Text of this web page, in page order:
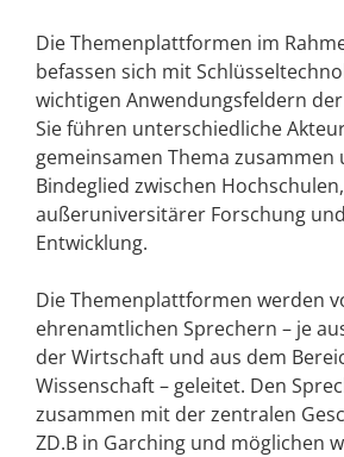
Die Themenplattformen im
befassen sich mit
wichtigen Anwendungsfeldern
Sie führen unterschiedliche
gemeinsamen Thema zusammen
Bindeglied zwischen Hochschulen,
außeruniversitärer Forschung
Entwicklung.
Die Themenplattformen werden
ehrenamtlichen Sprechern – je
der Wirtschaft und aus dem
Wissenschaft – geleitet. Den
zusammen mit der zentralen
ZD.B in Garching und möglichen